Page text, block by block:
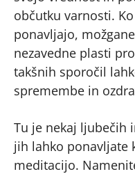
občutku varnosti.
ponavljajo,
nezavedne plasti
takšnih sporočil
spremembe in
Tu je nekaj ljubečih
jih lahko ponavljate
meditacijo.